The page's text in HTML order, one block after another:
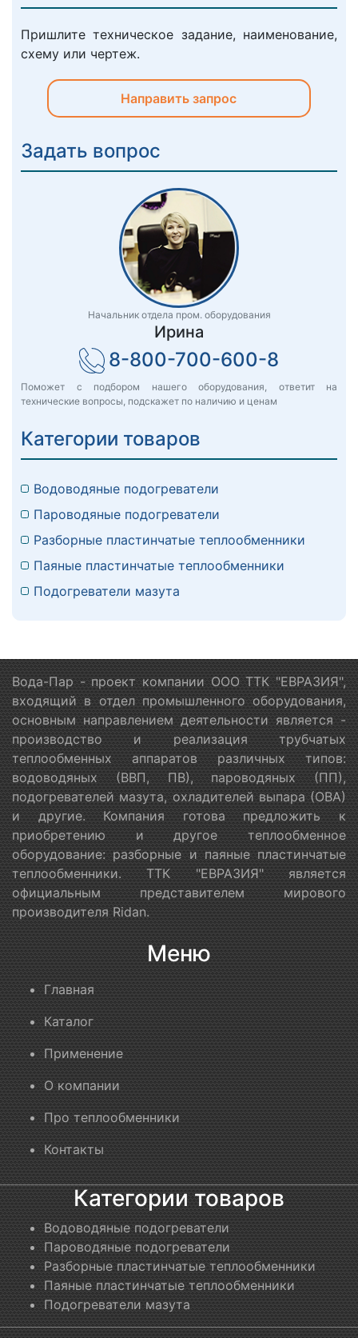
Пришлите техническое задание, наименование,
схему или чертеж.
Направить запрос
Задать вопрос
Начальник отдела пром. оборудования
Ирина
8-800-700-600-8
Поможет с подбором нашего оборудования, ответит на
технические вопросы, подскажет по наличию и ценам
Категории товаров
Водоводяные подогреватели
Пароводяные подогреватели
Разборные пластинчатые теплообменники
Паяные пластинчатые теплообменники
Подогреватели мазута
Вода-Пар - проект компании ООО ТТК "ЕВРАЗИЯ",
входящий в отдел промышленного оборудования,
основным направлением деятельности является -
производство и реализация трубчатых
теплообменных аппаратов различных типов:
водоводяных (ВВП, ПВ), пароводяных (ПП),
подогревателей мазута, охладителей выпара (ОВА)
и другие. Компания готова предложить к
приобретению и другое теплообменное
оборудование: разборные и паяные пластинчатые
теплообменники. ТТК "ЕВРАЗИЯ" является
официальным представителем мирового
производителя Ridan.
Меню
Главная
Каталог
Применение
О компании
Про теплообменники
Контакты
Категории товаров
Водоводяные подогреватели
Пароводяные подогреватели
Разборные пластинчатые теплообменники
Паяные пластинчатые теплообменники
Подогреватели мазута